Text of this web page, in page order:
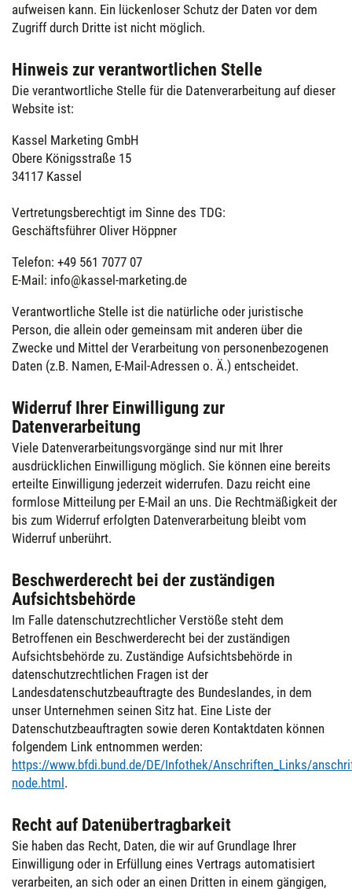
aufweisen kann. Ein lückenloser Schutz der Daten vor dem
Zugriff durch Dritte ist nicht möglich.
Hinweis zur verantwortlichen Stelle
Die verantwortliche Stelle für die Datenverarbeitung auf dieser
Website ist:
Kassel Marketing GmbH
Obere Königsstraße 15
34117 Kassel
Vertretungsberechtigt im Sinne des TDG:
Geschäftsführer Oliver Höppner
Telefon: +49 561 7077 07
E-Mail: info@kassel-marketing.de
Verantwortliche Stelle ist die natürliche oder juristische
Person, die allein oder gemeinsam mit anderen über die
Zwecke und Mittel der Verarbeitung von personenbezogenen
Daten (z.B. Namen, E-Mail-Adressen o. Ä.) entscheidet.
Widerruf Ihrer Einwilligung zur
Datenverarbeitung
Viele Datenverarbeitungsvorgänge sind nur mit Ihrer
ausdrücklichen Einwilligung möglich. Sie können eine bereits
erteilte Einwilligung jederzeit widerrufen. Dazu reicht eine
formlose Mitteilung per E-Mail an uns. Die Rechtmäßigkeit der
bis zum Widerruf erfolgten Datenverarbeitung bleibt vom
Widerruf unberührt.
Beschwerderecht bei der zuständigen
Aufsichtsbehörde
Im Falle datenschutzrechtlicher Verstöße steht dem
Betroffenen ein Beschwerderecht bei der zuständigen
Aufsichtsbehörde zu. Zuständige Aufsichtsbehörde in
datenschutzrechtlichen Fragen ist der
Landesdatenschutzbeauftragte des Bundeslandes, in dem
unser Unternehmen seinen Sitz hat. Eine Liste der
Datenschutzbeauftragten sowie deren Kontaktdaten können
folgendem Link entnommen werden:
https://www.bfdi.bund.de/DE/Infothek/Anschriften_Links/
node.html .
Recht auf Datenübertragbarkeit
Sie haben das Recht, Daten, die wir auf Grundlage Ihrer
Einwilligung oder in Erfüllung eines Vertrags automatisiert
verarbeiten, an sich oder an einen Dritten in einem gängigen,